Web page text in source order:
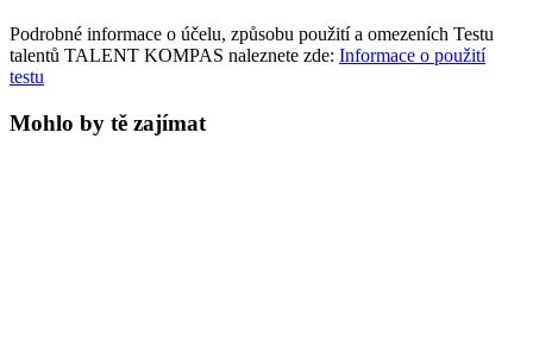
Podrobné informace o účelu, způsobu použití a omezeních Testu
talentů TALENT KOMPAS naleznete zde: Informace o použití
testu
Mohlo by tě zajímat